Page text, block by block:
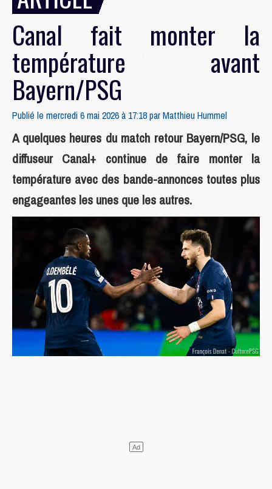
Canal fait monter la
température avant
Bayern/PSG
Publié le mercredi 6 mai 2026 à 17:18 parMatthieu Hummel
A quelques heures du match retour Bayern/PSG, le
diffuseur Canal+ continue de faire monter la
température avec des bande-annonces toutes plus
engageantes les unes que les autres.